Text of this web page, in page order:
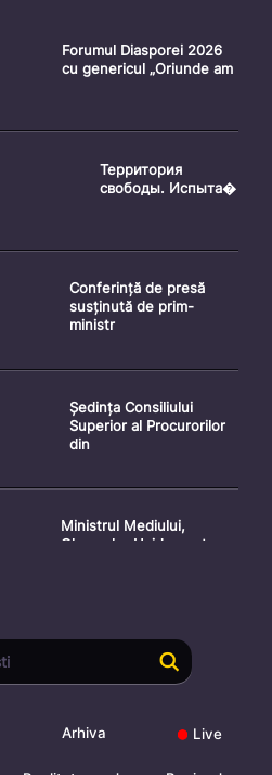
Forumul Diasporei 2026
cu genericul „Oriunde am
Территория
свободы. Испыта�
Conferință de presă
susținută de prim-
ministr
Ședința Consiliului
Superior al Procurorilor
din
Ministrul Mediului,
Gheorghe Hajder, este
Consultări publice privind
proiectul de lege pent
Arhiva Live